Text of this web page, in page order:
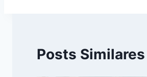
Posts Similares